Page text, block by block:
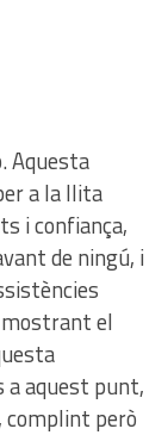
Aquesta
a la llita
i confiança,
de ningú, i
el
aquest punt,
complint però